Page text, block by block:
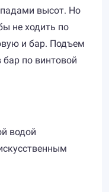
высот. Но
не ходить по
и бар. Подъем
бар по винтовой
водой